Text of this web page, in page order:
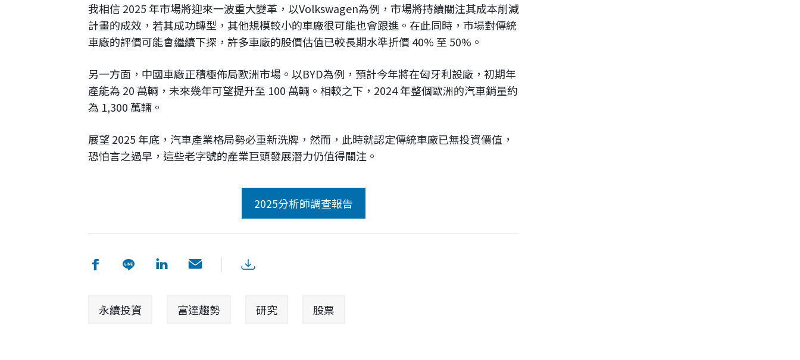
我相信 2025 年市場將迎來一波重大變革，以Volkswagen為例，市場將持續關注其成本削減
計畫的成效，若其成功轉型，其他規模較小的車廠很可能也會跟進。在此同時，市場對傳統
車廠的評價可能會繼續下探，許多車廠的股價估值已較長期水準折價 40% 至 50%。
另一方面，中國車廠正積極佈局歐洲市場。以BYD為例，預計今年將在匈牙利設廠，初期年
產能為 20 萬輛，未來幾年可望提升至 100 萬輛。相較之下，2024 年整個歐洲的汽車銷量約
為 1,300 萬輛。
展望 2025 年底，汽車產業格局勢必重新洗牌，然而，此時就認定傳統車廠已無投資價值，
恐怕言之過早，這些老字號的產業巨頭發展潛力仍值得關注。
永續投資 富達趨勢 研究 股票